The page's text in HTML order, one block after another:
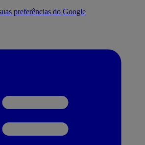
preferências do Google